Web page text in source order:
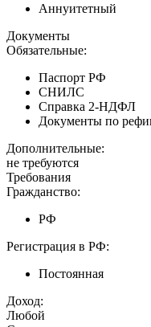
Аннуитетный
Документы
Обязательные:
Паспорт РФ
СНИЛС
Справка 2-НДФЛ
Документы по
Дополнительные:
не требуются
Требования
Гражданство:
РФ
Регистрация в РФ:
Постоянная
Доход:
Любой